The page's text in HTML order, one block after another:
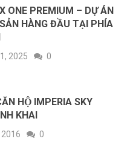
ONE PREMIUM – DỰ ÁN
HÀNG ĐẦU TẠI PHÍA
2025 0
HỘ IMPERIA SKY
KHAI
0